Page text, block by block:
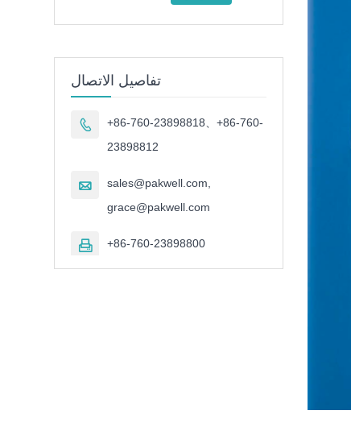
تفاصيل الاتصال

+86-760-23898818、+86-760-
23898812

sales@pakwell.com,
grace@pakwell.com
 +86-760-23898800